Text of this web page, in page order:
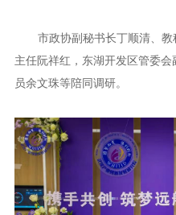
市政协副秘书长丁顺清、
主任阮祥红，东湖开发区管委
员余文珠等陪同调研。